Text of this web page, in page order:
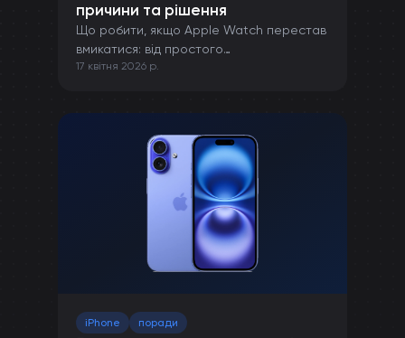
причини та рішення
Що робити, якщо Apple Watch перестав
вмикатися: від простого
перезавантаження до ремонту в сервісі.
17 квітня 2026 р.
iPhone поради